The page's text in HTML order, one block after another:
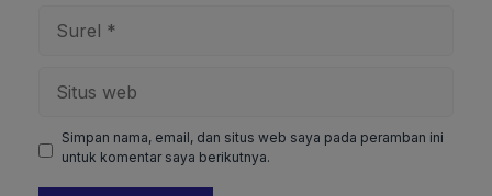
web
Simpan nama, email, dan situs web saya pada peramban ini
untuk komentar saya berikutnya.